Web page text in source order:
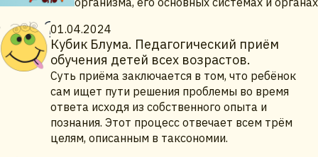
01.04.2024
Кубик Блума. Педагогический приём
обучения детей всех возрастов.
Суть приёма заключается в том, что ребёнок
сам ищет пути решения проблемы во время
ответа исходя из собственного опыта и
познания. Этот процесс отвечает всем трём
целям, описанным в таксономии.